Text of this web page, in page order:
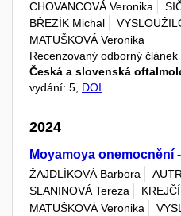
CHOVANCOVÁ Veronika
BŘEZÍK Michal
MATUŠKOVÁ Veronika
Recenzovaný odborný článek
Česká a slovenská
vydání: 5, DOI
2024
Moyamoya onemocnění
ŽAJDLÍKOVÁ Barbora
SLANINOVÁ Tereza
MATUŠKOVÁ Veronika